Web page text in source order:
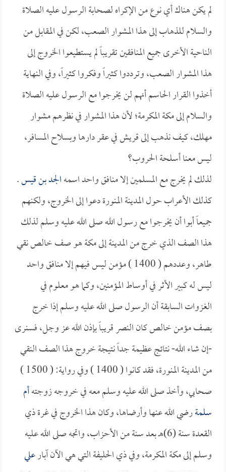
لم يكن هناك أي نوع من الإكراه لصحابة الرسول عليه الصلاة
والسلام للذهاب إلى هذا المشوار الصعب، لكن في المقابل من
الناحية الأخرى جميع المنافقين تقريباً لم يستطيعوا الخروج إلى
هذا المشوار الصعب، وترددوا كثيراً وفكروا كثيراً، وفي النهاية
أخذوا القرار الحاسم أنهم لن يخرجوا مع الرسول عليه الصلاة
والسلام إلى مكة المكرمة؛ لأن هذا المشوار في نظرهم مشوار
مهلك، كيف نذهب إلى قريش في عقر دارها وبسلاح المسافر،
ليس معنا أسلحة الحروب؟
لذلك لم يخرج مع المسلمين إلا منافق واحد اسمهالجد بن قيس.
كذلك الأعراب حول المدينة المنورة دعوا إلى الخروج، ولكنهم
جميعاً أبوا أن يخرجوا مع رسول الله صلى الله عليه وسلم لذلك
هذا الصف الذي خرج من المدينة إلى مكة هو صف خالص نقي
طاهر، وعددهم ( 1400 ) مؤمن ليس فيهم إلا منافق واحد
ليس له كبير الأثر في أوساط المؤمنين، وكما هو معلوم في
الغزوات السابقة أن الرسول صلى الله عليه وسلم إذا خرج
بصف مؤمن خالص كان النصر قريباً بإذن الله عز وجل، فسنرى
-إن شاء الله- نتائج عظيمة جداً نتيجة خروج هذا الصف النقي
من المدينة المنورة، فقد كانوا ( 1400 ) وفي رواية: ( 1500 )
صحابي، وأخذ صلى الله عليه وسلم معه في خروجه زوجتهأم
سلمةرضي الله عنها وأرضاها، وكان هذا الخروج في غرة ذي
القعدة سنة (6)هـ بعد سنة من الأحزاب، واتجه صلى الله عليه
وسلم إلى مكة المكرمة، وفي ذي الحليفة التي هي الآن آبارعلي